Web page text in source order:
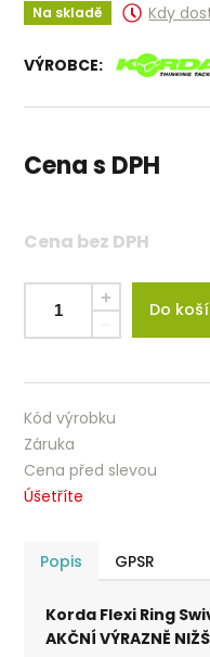
Na skladě Kdy
VÝROBCE:
Cena s DPH
Cena bez DPH
Do
Kód výrobku
Záruka
Cena před slevou
Úšetříte
Popis GPSR
Korda Flexi Ring
AKČNÍ VÝRAZNĚ